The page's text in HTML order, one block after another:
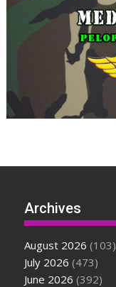
Archives
August 2026 (103)
July 2026 (473)
June 2026 (392)